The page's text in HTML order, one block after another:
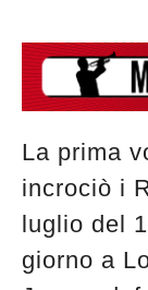
La prima
incrociò i
luglio del
giorno a